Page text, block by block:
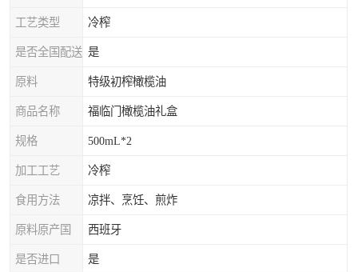
工艺类型 冷榨
是否全国配送 是
原料 特级初榨橄榄油
商品名称 福临门橄榄油礼盒
规格 500mL*2
加工工艺 冷榨
食用方法 凉拌、烹饪、煎炸
原料原产国 西班牙
是否进口 是